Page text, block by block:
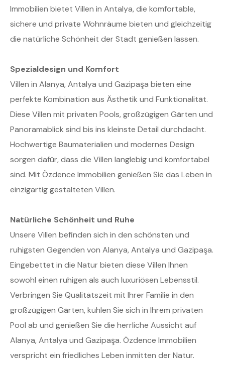
Immobilien bietet Villen in Antalya, die komfortable,
sichere und private Wohnräume bieten und gleichzeitig
die natürliche Schönheit der Stadt genießen lassen.
Spezialdesign und Komfort
Villen in Alanya, Antalya und Gazipaşa bieten eine
perfekte Kombination aus Ästhetik und Funktionalität.
Diese Villen mit privaten Pools, großzügigen Gärten und
Panoramablick sind bis ins kleinste Detail durchdacht.
Hochwertige Baumaterialien und modernes Design
sorgen dafür, dass die Villen langlebig und komfortabel
sind. Mit Özdence Immobilien genießen Sie das Leben in
einzigartig gestalteten Villen.
Natürliche Schönheit und Ruhe
Unsere Villen befinden sich in den schönsten und
ruhigsten Gegenden von Alanya, Antalya und Gazipaşa.
Eingebettet in die Natur bieten diese Villen Ihnen
sowohl einen ruhigen als auch luxuriösen Lebensstil.
Verbringen Sie Qualitätszeit mit Ihrer Familie in den
großzügigen Gärten, kühlen Sie sich in Ihrem privaten
Pool ab und genießen Sie die herrliche Aussicht auf
Alanya, Antalya und Gazipaşa. Özdence Immobilien
verspricht ein friedliches Leben inmitten der Natur.